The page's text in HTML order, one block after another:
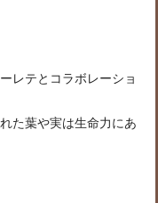
レテとコラボレーショ
た葉や実は生命力にあ